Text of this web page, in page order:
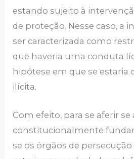
estando sujeito à
de proteção. Nesse caso, a
ser caracterizada como
que haveria uma conduta
hipótese em que se estaria
ilícita.
Com efeito, para se aferir
constitucionalmente
se os órgãos de